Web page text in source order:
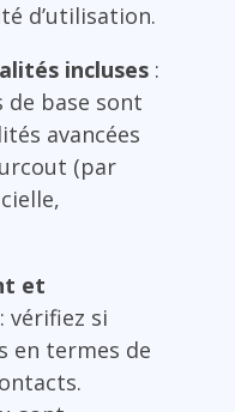
d’utilisation.
incluses :
base sont
avancées
(par
et
: vérifiez si
en termes de